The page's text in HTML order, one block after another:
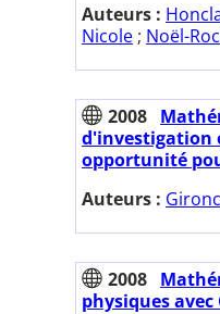
Auteurs :
Nicole ; Noël-
2008
d'investigation
opportunité
Auteurs :
2008
physiques avec